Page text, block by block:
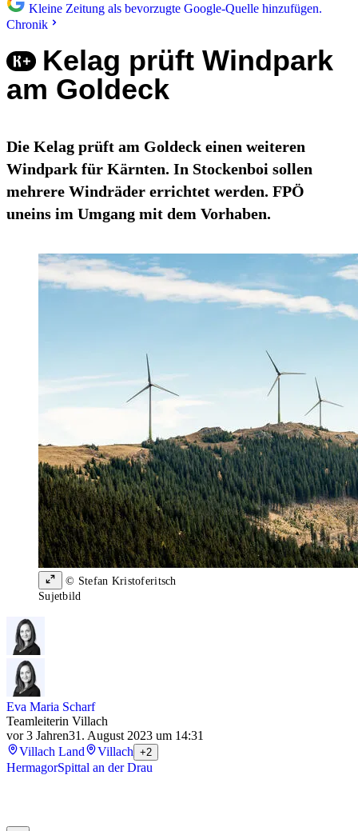
Kleine Zeitung als bevorzugte Google-Quelle hinzufügen.
Chronik
Kelag prüft Windpark
am Goldeck
Die Kelag prüft am Goldeck einen weiteren
Windpark für Kärnten. In Stockenboi sollen
mehrere Windräder errichtet werden. FPÖ
uneins im Umgang mit dem Vorhaben.
© Stefan Kristoferitsch
Sujetbild
Eva Maria Scharf
Teamleiterin Villach
vor 3 Jahren31. August 2023 um 14:31
Villach Land
Villach +2
HermagorSpittal an der Drau